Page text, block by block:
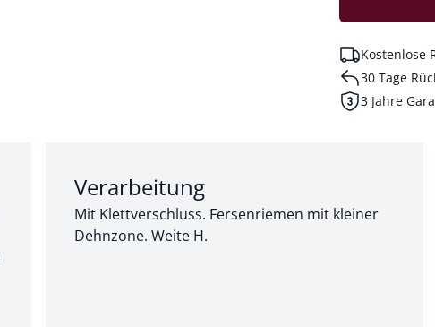
Kostenlose
30 Tage
3 Jahre
Abschnitt 2 von 3:
Verarbeitung
Mit Klettverschluss. Fersenriemen mit kleiner
Dehnzone. Weite H.